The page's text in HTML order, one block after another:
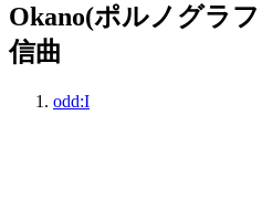
Okano(ポルノグラ
信曲
odd:I